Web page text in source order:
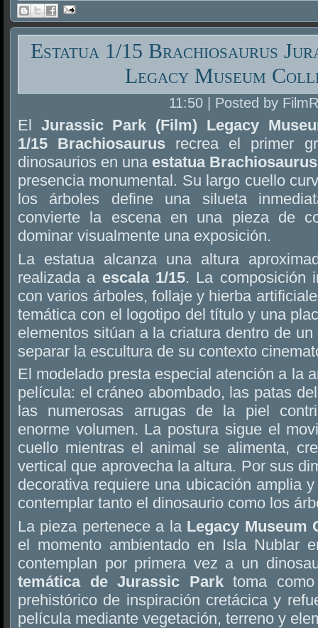
Estatua 1/15 Brachiosaurus
Legacy Museum
11:50 | Posted by
El Jurassic Park (Film) Legacy
1/15 Brachiosaurus recrea el primer
dinosaurios en una estatua
presencia monumental. Su largo cuello
los árboles define una silueta
convierte la escena en una pieza de
dominar visualmente una exposición.
La estatua alcanza una altura
realizada a escala 1/15. La composición
con varios árboles, follaje y hierba
temática con el logotipo del título y una
elementos sitúan a la criatura dentro de
separar la escultura de su contexto
El modelado presta especial atención a la
película: el cráneo abombado, las patas
las numerosas arrugas de la piel
enorme volumen. La postura sigue el
cuello mientras el animal se alimenta,
vertical que aprovecha la altura. Por sus
decorativa requiere una ubicación amplia
contemplar tanto el dinosaurio como los
La pieza pertenece a la Legacy Museum
el momento ambientado en Isla Nublar
contemplan por primera vez a un
temática de Jurassic Parktoma como
prehistórico de inspiración cretácica y
película mediante vegetación, terreno y